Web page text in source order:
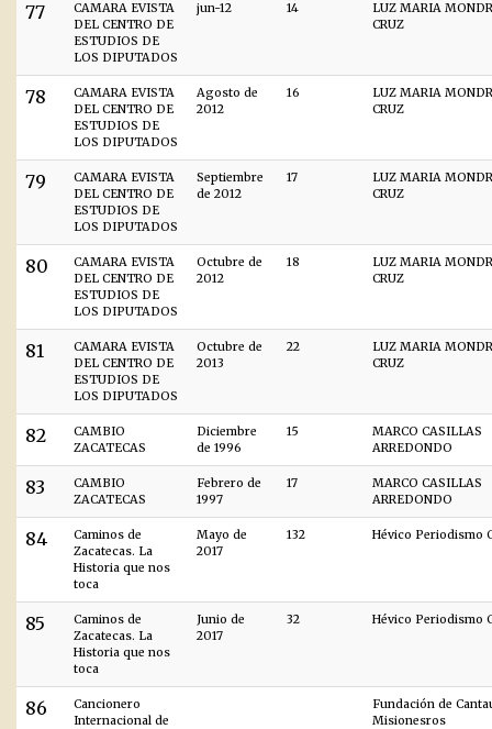
77
CAMARA EVISTA
DEL CENTRO DE
ESTUDIOS DE
LOS DIPUTADOS
jun-12 14
LUZ MARIA
CRUZ
78
CAMARA EVISTA
DEL CENTRO DE
ESTUDIOS DE
LOS DIPUTADOS
Agosto de
2012
16
LUZ MARIA
CRUZ
79
CAMARA EVISTA
DEL CENTRO DE
ESTUDIOS DE
LOS DIPUTADOS
Septiembre
de 2012
17
LUZ MARIA
CRUZ
80
CAMARA EVISTA
DEL CENTRO DE
ESTUDIOS DE
LOS DIPUTADOS
Octubre de
2012
18
LUZ MARIA
CRUZ
81
CAMARA EVISTA
DEL CENTRO DE
ESTUDIOS DE
LOS DIPUTADOS
Octubre de
2013
22
LUZ MARIA
CRUZ
82
CAMBIO
ZACATECAS
Diciembre
de 1996
15
MARCO CASILLAS
ARREDONDO
83
CAMBIO
ZACATECAS
Febrero de
1997
17
MARCO CASILLAS
ARREDONDO
84
Caminos de
Zacatecas. La
Historia que nos
toca
Mayo de
2017
132 Hévico Periodismo
85
Caminos de
Zacatecas. La
Historia que nos
toca
Junio de
2017
32 Hévico Periodismo
86
Cancionero
Internacional de
Fundación de
Misionesros